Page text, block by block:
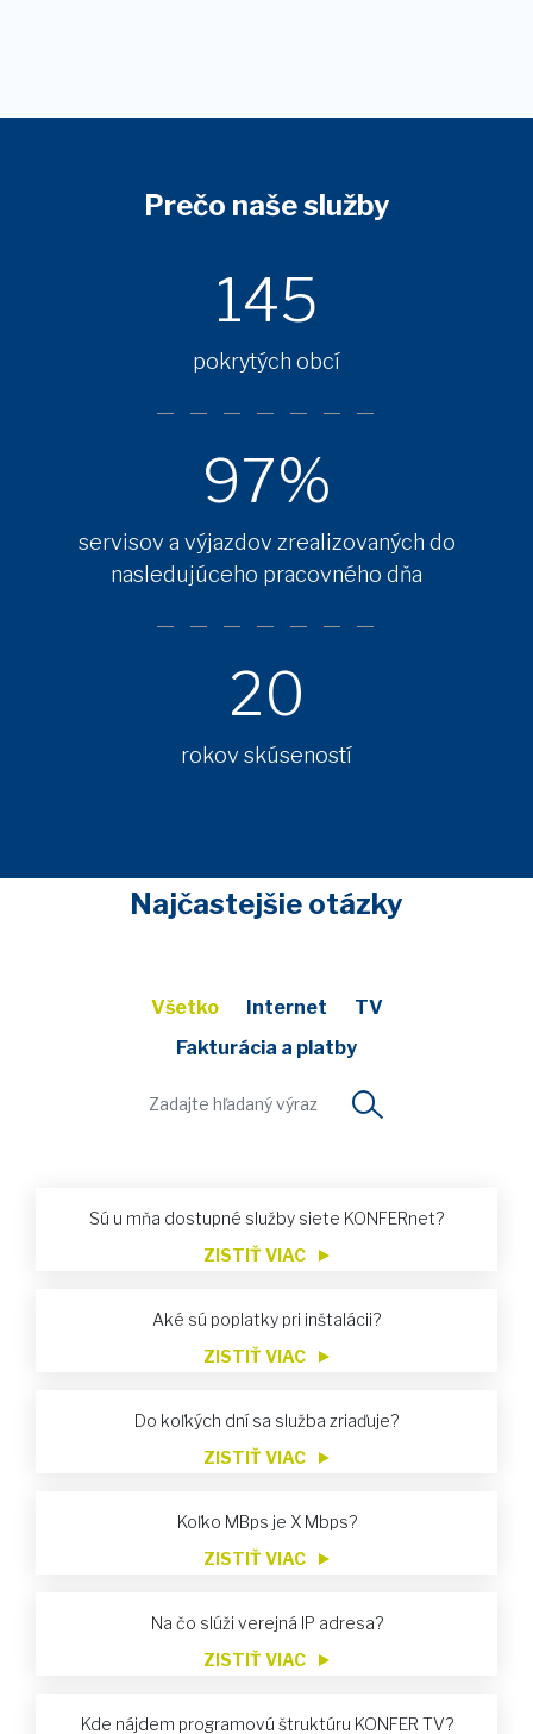
Prečo naše služby
145
pokrytých obcí
97%
servisov a výjazdov zrealizovaných do
nasledujúceho pracovného dňa
20
rokov skúseností
Najčastejšie otázky
Všetko Internet
TV
Fakturácia a platby
Sú u mňa dostupné služby siete KONFERnet?
ZISTIŤ VIAC
Aké sú poplatky pri inštalácii?
ZISTIŤ VIAC
Do koľkých dní sa služba zriaďuje?
ZISTIŤ VIAC
Koľko MBps je X Mbps?
ZISTIŤ VIAC
Na čo slúži verejná IP adresa?
ZISTIŤ VIAC
Kde nájdem programovú štruktúru KONFER TV?